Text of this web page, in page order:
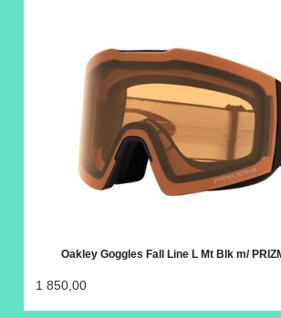
Oakley Goggles Fall Line L Mt Blk m/
1 850,00